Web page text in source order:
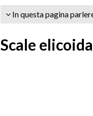
In questa pagina
Scale